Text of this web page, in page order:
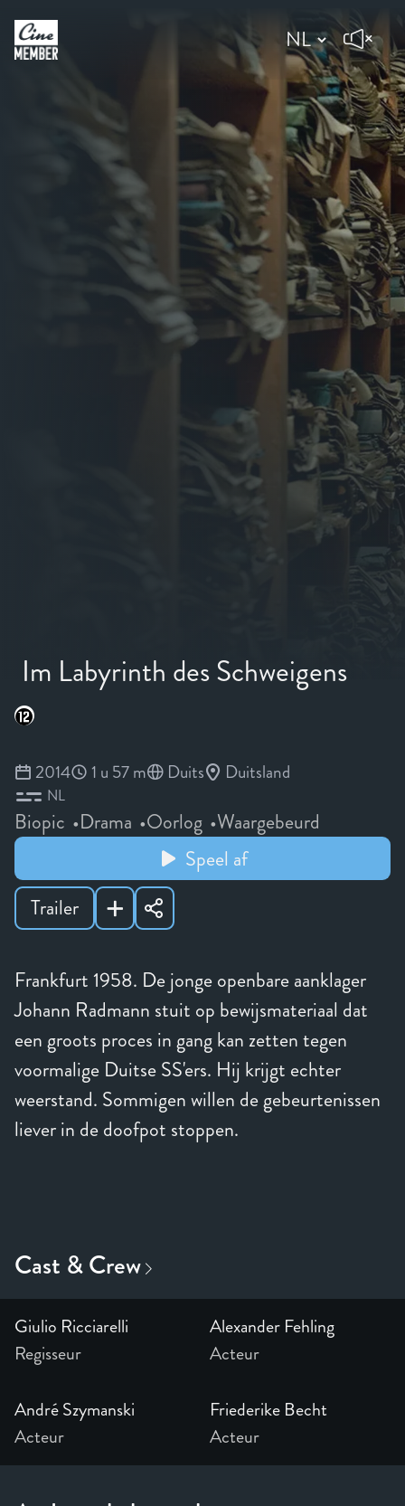
Im Labyrinth des Schweigens
Frankfurt 1958. De jonge openbare aanklager
Johann Radmann stuit op bewijsmateriaal dat
een groots proces in gang kan zetten tegen
voormalige Duitse SS'ers. Hij krijgt echter
weerstand. Sommigen willen de gebeurtenissen
2014 1 u 57 m Duits Duitsland
NL
Biopic Drama Oorlog Waargebeurd
Speel af
Trailer
Giulio Ricciarelli
Regisseur
Alexander Fehling
Acteur
André Szymanski
Acteur
Friederike Becht
Acteur